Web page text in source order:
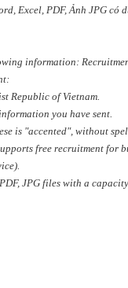
Excel, PDF, Ảnh JPG
information:
Republic of Vietnam.
you have sent.
is "accented", without
free recruitment for
JPG files with a